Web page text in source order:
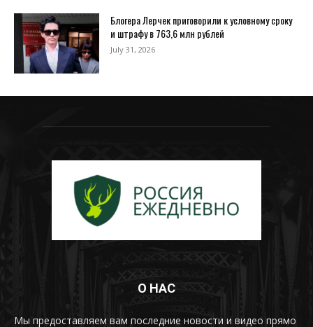
Блогера Лерчек приговорили к условному сроку
и штрафу в 763,6 млн рублей
July 31, 2026
О НАС
Мы предоставляем вам последние новости и видео прямо